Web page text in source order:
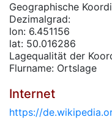
Geographische
Dezimalgrad:
lon: 6.451156
lat: 50.016286
Lagequalität der
Flurname: Ortslage
Internet
https://